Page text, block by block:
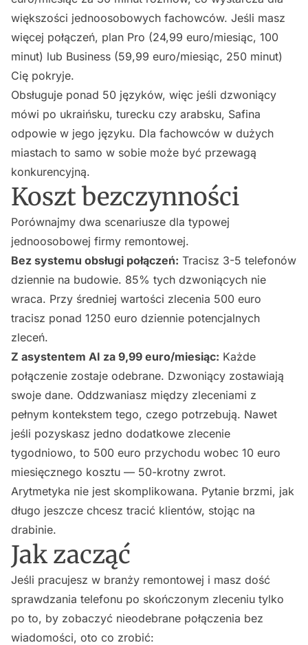
większości jednoosobowych fachowców. Jeśli masz
więcej połączeń, plan Pro (24,99 euro/miesiąc, 100
minut) lub Business (59,99 euro/miesiąc, 250 minut)
Cię pokryje.
Obsługuje ponad 50 języków, więc jeśli dzwoniący
mówi po ukraińsku, turecku czy arabsku, Safina
odpowie w jego języku. Dla fachowców w dużych
miastach to samo w sobie może być przewagą
konkurencyjną.
Koszt bezczynności
Porównajmy dwa scenariusze dla typowej
jednoosobowej firmy remontowej.
Bez systemu obsługi połączeń: Tracisz 3-5 telefonów
dziennie na budowie. 85% tych dzwoniących nie
wraca. Przy średniej wartości zlecenia 500 euro
tracisz ponad 1250 euro dziennie potencjalnych
zleceń.
Z asystentem AI za 9,99 euro/miesiąc: Każde
połączenie zostaje odebrane. Dzwoniący zostawiają
swoje dane. Oddzwaniasz między zleceniami z
pełnym kontekstem tego, czego potrzebują. Nawet
jeśli pozyskasz jedno dodatkowe zlecenie
tygodniowo, to 500 euro przychodu wobec 10 euro
miesięcznego kosztu — 50-krotny zwrot.
Arytmetyka nie jest skomplikowana. Pytanie brzmi, jak
długo jeszcze chcesz tracić klientów, stojąc na
drabinie.
Jak zacząć
Jeśli pracujesz w branży remontowej i masz dość
sprawdzania telefonu po skończonym zleceniu tylko
po to, by zobaczyć nieodebrane połączenia bez
wiadomości, oto co zrobić: